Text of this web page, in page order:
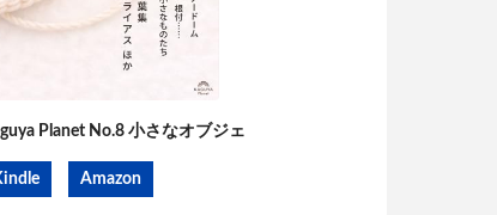
Planet No.8 小さなオブジェ
Amazon